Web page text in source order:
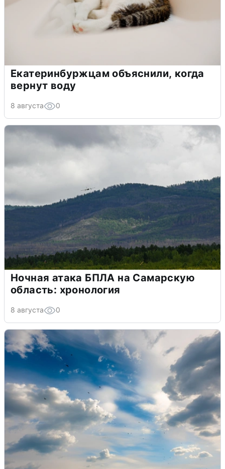
Екатеринбуржцам объяснили, когда
вернут воду
8 августа 0
Ночная атака БПЛА на Самарскую
область: хронология
8 августа 0